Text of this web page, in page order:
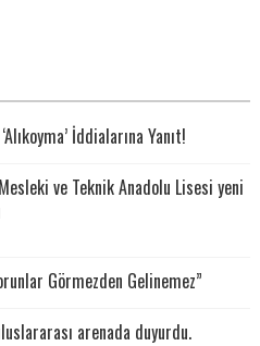
İddialarına Yanıt!
ve Teknik Anadolu Lisesi yeni
Görmezden Gelinemez”
arenada duyurdu.